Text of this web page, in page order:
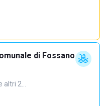
di Fossano
altri 2…